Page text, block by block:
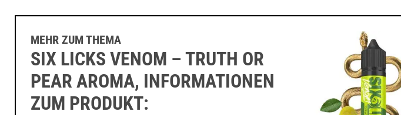
MEHR ZUM THEMA
SIX LICKS VENOM – TRUTH OR
PEAR AROMA, INFORMATIONEN
ZUM PRODUKT: